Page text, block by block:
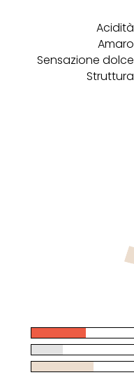
Acidità
Amaro
Sensazione dolce
Struttura